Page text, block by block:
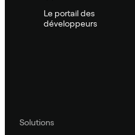
Le portail des
développeurs
Solutions